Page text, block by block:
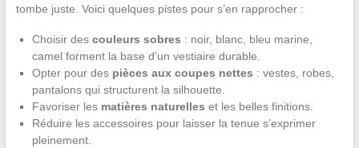
tombe juste. Voici quelques pistes pour s’en rapprocher :
Choisir des couleurs sobres : noir, blanc, bleu marine,
camel forment la base d’un vestiaire durable.
Opter pour des pièces aux coupes nettes : vestes, robes,
pantalons qui structurent la silhouette.
Favoriser les matières naturelles et les belles finitions.
Réduire les accessoires pour laisser la tenue s’exprimer
pleinement.